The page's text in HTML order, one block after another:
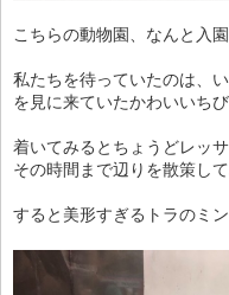
こちらの動物園、なんと入
私たちを待っていたのは、
を見に来ていたかわいいち
着いてみるとちょうどレッ
その時間まで辺りを散策して
すると美形すぎるトラのミ